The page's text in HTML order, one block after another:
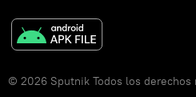
© 2026 Sputnik Todos los derechos